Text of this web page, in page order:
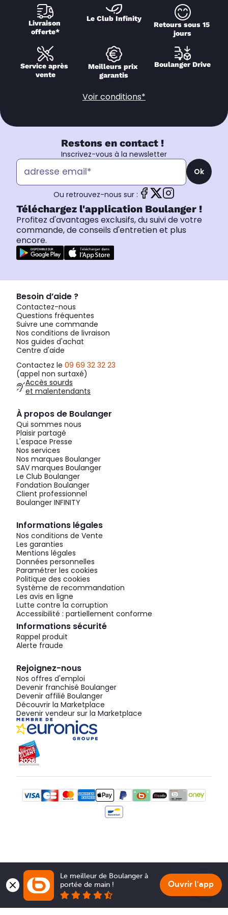
Livraison
offerte*
Le Club Infinity
Retours sous 15
jours
Service après
vente
Meilleurs prix
garantis
Boulanger Drive
Voir conditions*
Restons en contact !
Inscrivez-vous à la newsletter
Ok
Ou retrouvez-nous sur :
Téléchargez l'application Boulanger !
Profitez d'avantages exclusifs, du suivi de votre
commande, de conseils d'entretien et plus
encore.
Besoin d’aide ?
Contactez-nous
Questions fréquentes
Suivre une commande
Nos conditions de livraison
Nos guides d'achat
Centre d'aide
Contactez le 09 69 32 32 23
(appel non surtaxé)
Accès sourds
et malentendants
À propos de Boulanger
Qui sommes nous
Plaisir partagé
L'espace Presse
Nos services
Nos marques Boulanger
SAV marques Boulanger
Le Club Boulanger
Fondation Boulanger
Client professionnel
Boulanger INFINITY
Informations légales
Nos conditions de Vente
Les garanties
Mentions légales
Données personnelles
Paramétrer les cookies
Politique des cookies
Système de recommandation
Les avis en ligne
Lutte contre la corruption
Accessibilité : partiellement conforme
Informations sécurité
Rappel produit
Alerte fraude
Rejoignez-nous
Nos offres d'emploi
Devenir franchisé Boulanger
Devenir affilié Boulanger
Découvrir la Marketplace
Devenir vendeur sur la Marketplace
Le meilleur de Boulanger à
portée de main !
Ouvrir l'app